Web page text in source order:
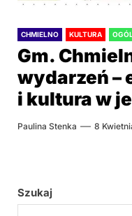
CHMIELNO KULTURA
Gm.
wydarzeń –
i kultura w
Paulina Stenka 8
Szukaj